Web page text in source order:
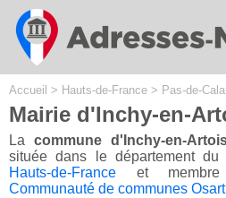
Accueil > Hauts-de-France > Pas-de-
Mairie d'Inchy-en-
Lacommune d'Inchy-en-
située dans le département du
Hauts-de-France et membre
Communauté de communes
Cookies management panel